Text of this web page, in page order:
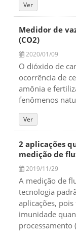
Ver
Medidor de
(CO2)
2020/01/09
O dióxido de
ocorrência de
amônia e
fenômenos
Ver
2 aplicações
medição de
2019/11/29
A medição de
tecnologia
aplicações,
imunidade
processamento